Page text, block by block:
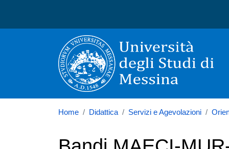
Home Didattica Servizi e Agevolazioni